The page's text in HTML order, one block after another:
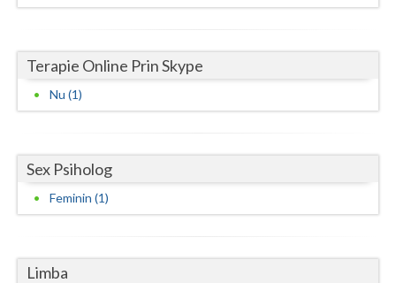
Sibiu
Suceava
Timis
Tulcea
Vaslui
Terapie Online Prin Skype
Nu (1)
Sex Psiholog
Feminin (1)
Limba